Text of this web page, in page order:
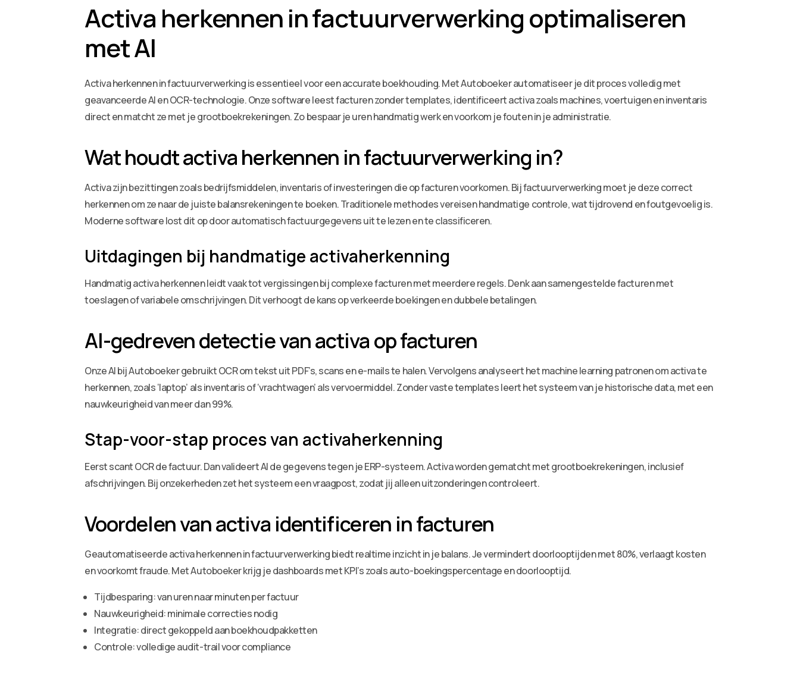
Activa herkennen in factuurverwerking optimaliseren
met AI
Activa herkennen in factuurverwerking is essentieel voor een accurate boekhouding. Met Autoboeker automatiseer je dit proces volledig met
geavanceerde AI en OCR-technologie. Onze software leest facturen zonder templates, identificeert activa zoals machines, voertuigen en inventaris
direct en matcht ze met je grootboekrekeningen. Zo bespaar je uren handmatig werk en voorkom je fouten in je administratie.
Wat houdt activa herkennen in factuurverwerking in?
Activa zijn bezittingen zoals bedrijfsmiddelen, inventaris of investeringen die op facturen voorkomen. Bij factuurverwerking moet je deze correct
herkennen om ze naar de juiste balansrekeningen te boeken. Traditionele methodes vereisen handmatige controle, wat tijdrovend en foutgevoelig is.
Moderne software lost dit op door automatisch factuurgegevens uit te lezen en te classificeren.
Uitdagingen bij handmatige activaherkenning
Handmatig activa herkennen leidt vaak tot vergissingen bij complexe facturen met meerdere regels. Denk aan samengestelde facturen met
toeslagen of variabele omschrijvingen. Dit verhoogt de kans op verkeerde boekingen en dubbele betalingen.
AI-gedreven detectie van activa op facturen
Onze AI bij Autoboeker gebruikt OCR om tekst uit PDF’s, scans en e-mails te halen. Vervolgens analyseert het machine learning patronen om activa te
herkennen, zoals ‘laptop’ als inventaris of ‘vrachtwagen’ als vervoermiddel. Zonder vaste templates leert het systeem van je historische data, met een
nauwkeurigheid van meer dan 99%.
Stap-voor-stap proces van activaherkenning
Eerst scant OCR de factuur. Dan valideert AI de gegevens tegen je ERP-systeem. Activa worden gematcht met grootboekrekeningen, inclusief
afschrijvingen. Bij onzekerheden zet het systeem een vraagpost, zodat jij alleen uitzonderingen controleert.
Voordelen van activa identificeren in facturen
Geautomatiseerde activa herkennen in factuurverwerking biedt realtime inzicht in je balans. Je vermindert doorlooptijden met 80%, verlaagt kosten
en voorkomt fraude. Met Autoboeker krijg je dashboards met KPI’s zoals auto-boekingspercentage en doorlooptijd.
Tijdbesparing: van uren naar minuten per factuur
Nauwkeurigheid: minimale correcties nodig
Integratie: direct gekoppeld aan boekhoudpakketten
Controle: volledige audit-trail voor compliance